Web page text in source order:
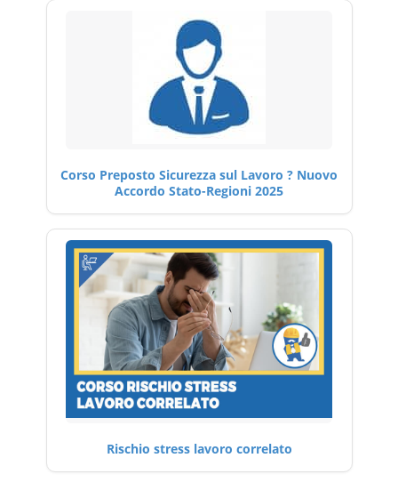
Corso Preposto Sicurezza sul Lavoro ? Nuovo
Accordo Stato-Regioni 2025
Rischio stress lavoro correlato